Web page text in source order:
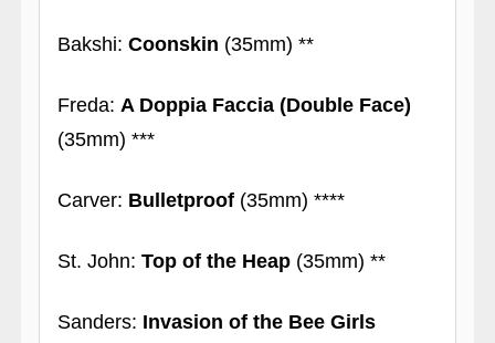
Bakshi: Coonskin (35mm) **
Freda: A Doppia Faccia (Double Face)
(35mm) ***
Carver: Bulletproof(35mm) ****
St. John: Top of the Heap(35mm) **
Sanders: Invasion of the Bee Girls